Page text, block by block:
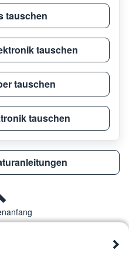
tauschen
tauschen
tauschen
tauschen